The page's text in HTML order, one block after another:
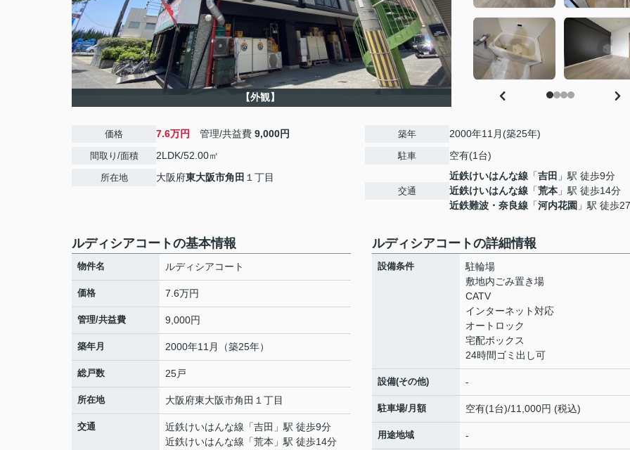
【外観】
価格 7.6万円 管理/共益費 9,000円
間取り/面積 2LDK/52.00㎡
所在地 大阪府東大阪市角田 １丁目
築年 2000年11月(築25年)
駐車 空有(1台)
交通
近鉄けいはんな線 「吉田 」駅 徒歩9分
近鉄けいはんな線 「荒本 」駅 徒歩14分
近鉄難波・奈良線 「河内花園 」駅 徒歩
ルディシアコートの基本情報
物件名 ルディシアコート
価格 7.6万円
管理/共益費 9,000円
築年月 2000年11月（築25年）
総戸数 25戸
所在地 大阪府東大阪市角田 １丁目
交通 近鉄けいはんな線 「吉田 」駅 徒歩9分
近鉄けいはんな線 「荒本 」駅 徒歩14分
ルディシアコートの詳細情報
設備条件
駐輪場
敷地内ごみ置き場
CATV
インターネット対応
オートロック
宅配ボックス
24時間ゴミ出し可
設備(その他) -
駐車場/月額 空有(1台)/11,000円 (税込)
用途地域 -